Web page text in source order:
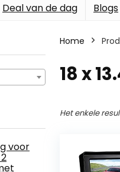
Deal van de dag Blogs
voor
Home
‎18 x
Het enkele